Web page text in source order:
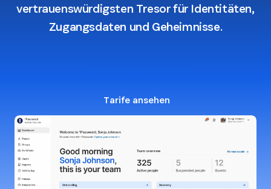
vertrauenswürdigsten Tresor für Identitäten,
Zugangsdaten und Geheimnisse.
Tarife ansehen